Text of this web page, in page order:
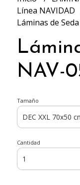
Línea NAVIDAD
Láminas de
NAV-
Tamaño
Cantidad